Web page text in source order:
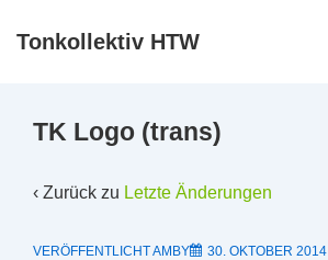
ZumTonkollektiv HTW
TK Logo (trans)
‹ Zurück zu Letzte Änderungen
VERÖFFENTLICHT AMBY 30. OKTOBER 2014